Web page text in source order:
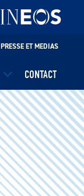
CONTACT
PRESSE ET MEDIAS